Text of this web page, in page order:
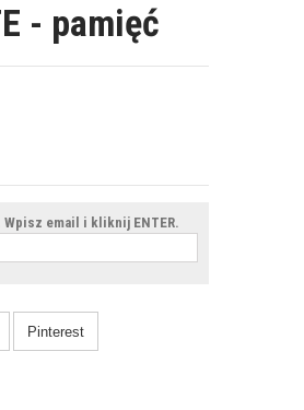
- pamięć
email i kliknij ENTER.
Pinterest